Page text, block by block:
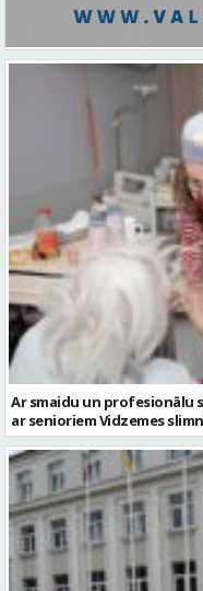
Ar smaidu un profesionālu
ar senioriem Vidzemes